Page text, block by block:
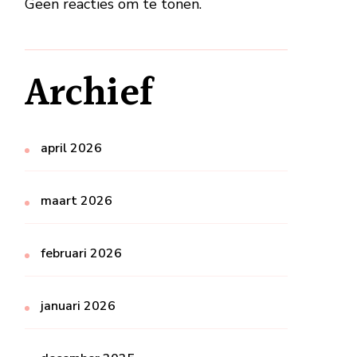
Geen reacties om te tonen.
Archief
april 2026
maart 2026
februari 2026
januari 2026